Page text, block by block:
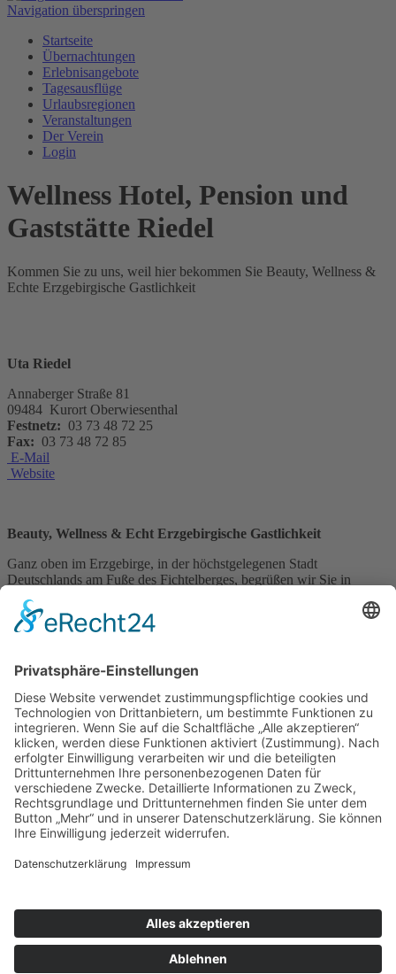
Navigation überspringen
Startseite
Übernachtungen
Erlebnisangebote
Tagesausflüge
Urlaubsregionen
Veranstaltungen
Der Verein
Login
Wellness Hotel, Pension und
Gaststätte Riedel
Kommen Sie zu uns, weil hier bekommen Sie Beauty, Wellness &
Echte Erzgebirgische Gastlichkeit
Uta Riedel
Annaberger Straße 81
09484 Kurort Oberwiesenthal
Festnetz: 03 73 48 72 25
Fax: 03 73 48 72 85
E-Mail
Website
Beauty, Wellness & Echt Erzgebirgische Gastlichkeit
Ganz oben im Erzgebirge, in der höchstgelegenen Stadt
Deutschlands am Fuße des Fichtelberges, begrüßen wir Sie in
in unserem Haus und genießen Sie die vielen Angebote. Dass sich
unsere Familie mit ganzem Herzen um ihre Gäste kümmert, spüren
familiengeführtes Haus; großer Wellnessbereich mit Infrarotsauna,
Blockhaussauna, Entspannungsbecken, Badezuber; Kosmetik,
Massage im Haus möglich; WLAN; Parkplatz am Haus; Biergarten;
Liegewiese; Spielplatz; für Familienfeiern geeignet
Preise:siehe Homepage
Kinderermäßigung
Halbpension möglich
Angebot
Hier direkt online buchen
»Wo liegt Kurort Oberwiesenthal
Zurück
© Landurlaub in Sachsen